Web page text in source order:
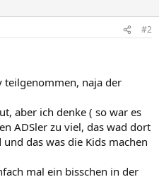
#2
teilgenommen, naja der
aber ich denke ( so war es
ADSler zu viel, das wad dort
das was die Kids machen
mal ein bisschen in der